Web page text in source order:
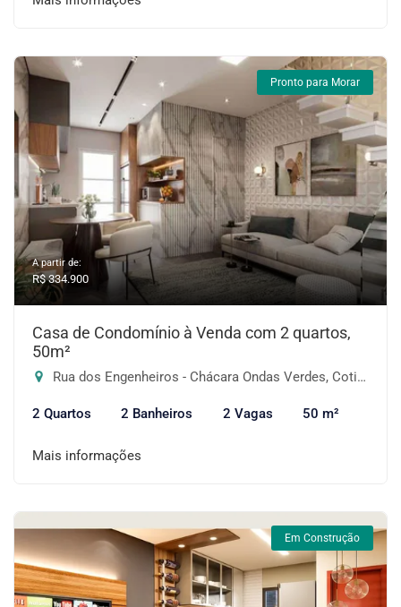
Pronto para Morar
A partir de:
R$ 334.900
Casa de Condomínio à Venda com 2 quartos,
50m²
Rua dos Engenheiros - Chácara Ondas Verdes, Cotia-SP
2 Quartos 2 Banheiros 2 Vagas 50 m²
Mais informações
Em Construção